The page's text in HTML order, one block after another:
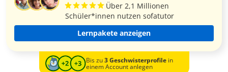
Über 2,1 Millionen
Schüler*innen nutzen sofatutor
Lernpakete anzeigen
Bis zu3 Geschwisterprofilein
einem Account anlegen